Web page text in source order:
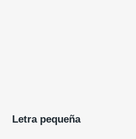
Letra pequeña